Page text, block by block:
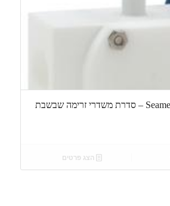
Seametrics – SPT Series – סדרת משדרי זרימה שבשבת
הצג פרטים